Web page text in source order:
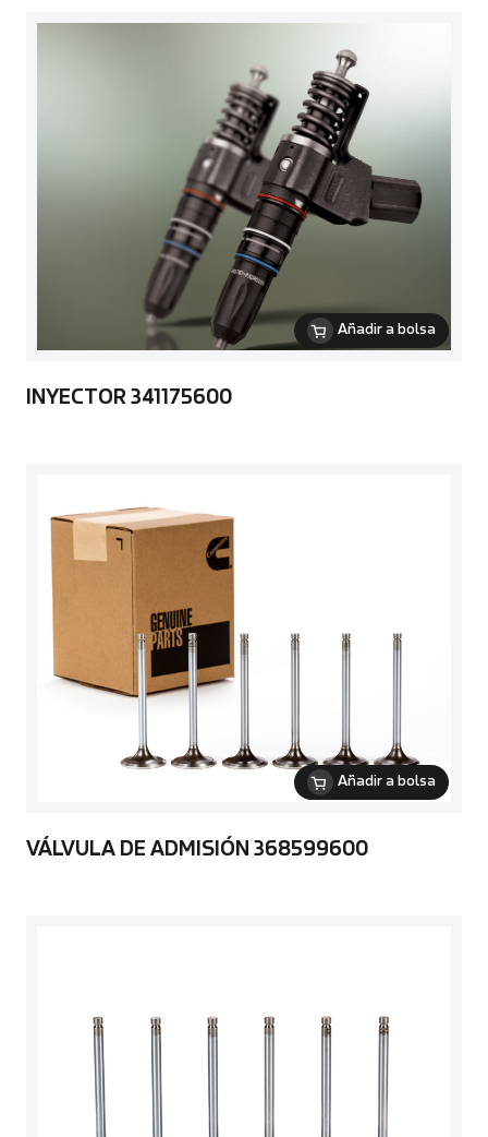
Añadir a bolsa
INYECTOR 341175600
Añadir a bolsa
VÁLVULA DE ADMISIÓN 368599600